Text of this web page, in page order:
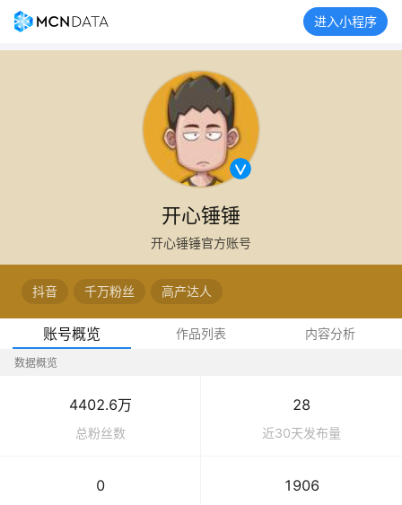
进入小程序
开心锤锤
开心锤锤官方账号
抖音 千万粉丝 高产达人
账号概览 作品列表 内容分析
数据概览
4402.6万
总粉丝数
28
近30天发布量
0 1906